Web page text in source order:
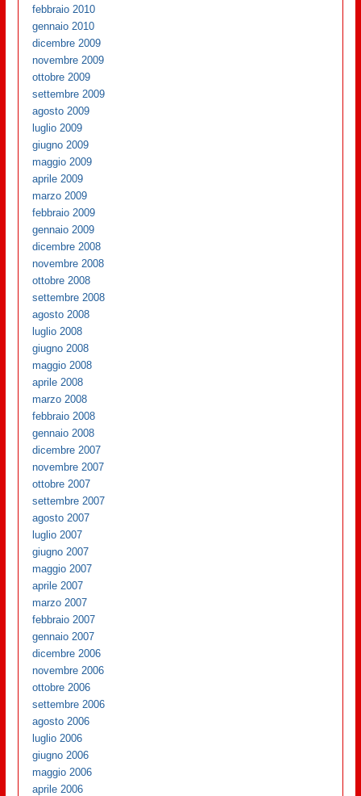
febbraio 2010
gennaio 2010
dicembre 2009
novembre 2009
ottobre 2009
settembre 2009
agosto 2009
luglio 2009
giugno 2009
maggio 2009
aprile 2009
marzo 2009
febbraio 2009
gennaio 2009
dicembre 2008
novembre 2008
ottobre 2008
settembre 2008
agosto 2008
luglio 2008
giugno 2008
maggio 2008
aprile 2008
marzo 2008
febbraio 2008
gennaio 2008
dicembre 2007
novembre 2007
ottobre 2007
settembre 2007
agosto 2007
luglio 2007
giugno 2007
maggio 2007
aprile 2007
marzo 2007
febbraio 2007
gennaio 2007
dicembre 2006
novembre 2006
ottobre 2006
settembre 2006
agosto 2006
luglio 2006
giugno 2006
maggio 2006
aprile 2006